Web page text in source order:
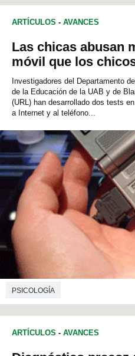
ARTÍCULOS - AVANCES
Las chicas abusan
móvil que los
Investigadores del Departamento
de la Educación de la UAB y de
(URL) han desarrollado dos tests
a Internet y al teléfono...
PSICOLOGÍA
ARTÍCULOS - AVANCES